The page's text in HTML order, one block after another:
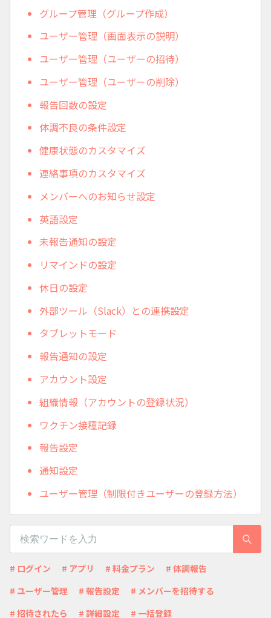
グループ管理（グループ作成）
ユーザー管理（画面表示の説明）
ユーザー管理（ユーザーの招待）
ユーザー管理（ユーザーの削除）
報告回数の設定
体調不良の条件設定
健康状態のカスタマイズ
連絡事項のカスタマイズ
メンバーへのお知らせ設定
英語設定
未報告通知の設定
リマインドの設定
休日の設定
外部ツール（Slack）との連携設定
タブレットモード
報告通知の設定
アカウント設定
組織情報（アカウントの登録状況）
ワクチン接種記録
報告設定
通知設定
ユーザー管理（制限付きユーザーの登録方法）
# ログイン # アプリ # 料金プラン
# 体調報告
# ユーザー管理
# 報告設定
# メンバーを招待する
# 招待されたら
# 詳細設定 # 一括登録